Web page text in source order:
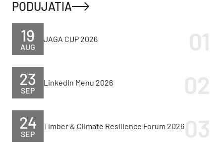
PODUJATIA
AUG
19 JAGA CUP 2026
SEP
23 LinkedIn Menu 2026
SEP
24 Timber & Climate Resilience Forum 2026